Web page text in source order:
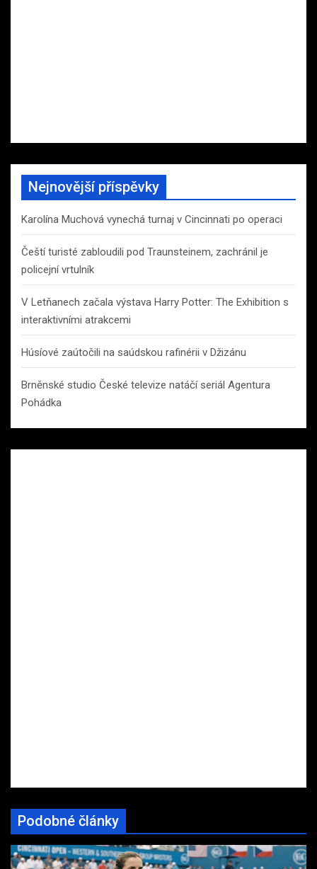
Nejnovější příspěvky
Karolína Muchová vynechá turnaj v Cincinnati po operaci
Čeští turisté zabloudili pod Traunsteinem, zachránil je
policejní vrtulník
V Letňanech začala výstava Harry Potter: The Exhibition s
interaktivními atrakcemi
Húsíové zaútočili na saúdskou rafinérii v Džizánu
Brněnské studio České televize natáčí seriál Agentura
Pohádka
Podobné články